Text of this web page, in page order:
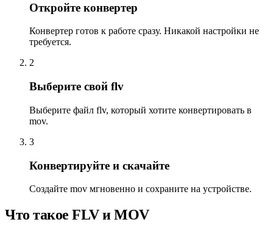
Откройте конвертер
Конвертер готов к работе сразу. Никакой настройки не
требуется.
2
Выберите свой flv
Выберите файл flv, который хотите конвертировать в
mov.
3
Конвертируйте и скачайте
Создайте mov мгновенно и сохраните на устройстве.
Что такое FLV и MOV